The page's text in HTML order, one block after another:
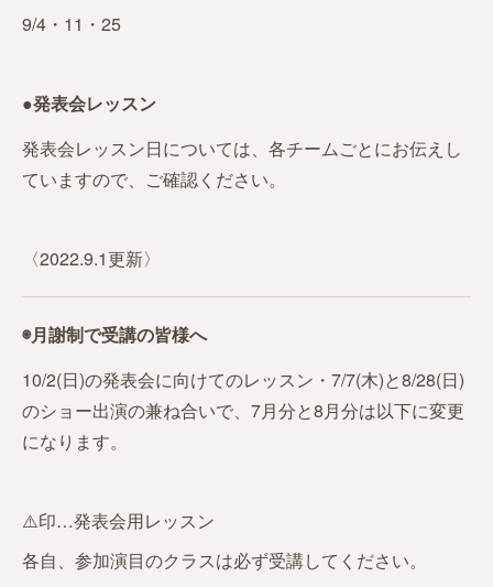
9/4・11・25
●発表会レッスン
発表会レッスン日については、各チームごとにお伝えし
ていますので、ご確認ください。
〈2022.9.1更新〉
◉月謝制で受講の皆様へ
10/2(日)の発表会に向けてのレッスン・7/7(木)と8/28(日)
のショー出演の兼ね合いで、7月分と8月分は以下に変更
になります。
⚠️印…発表会用レッスン
各自、参加演目のクラスは必ず受講してください。